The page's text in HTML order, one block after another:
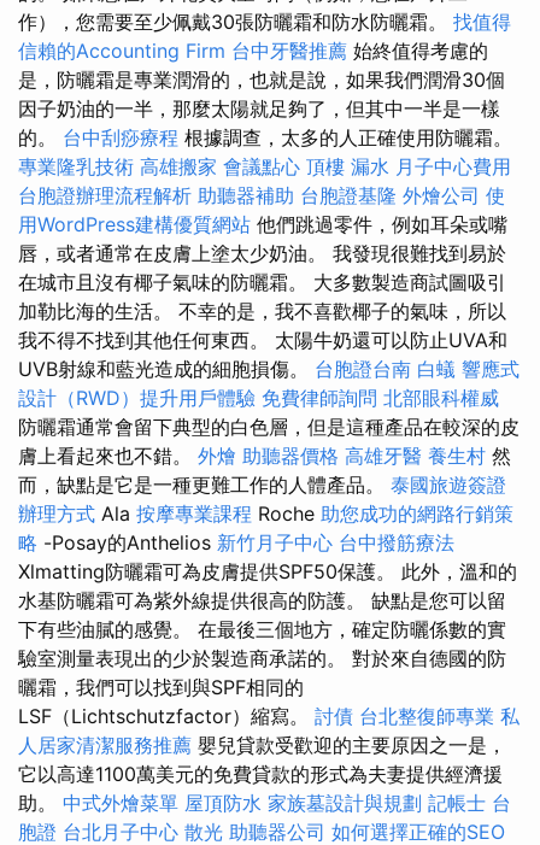
作），您需要至少佩戴30張防曬霜和防水防曬霜。 找值得
信賴的Accounting Firm 台中牙醫推薦 始終值得考慮的
是，防曬霜是專業潤滑的，也就是說，如果我們潤滑30個
因子奶油的一半，那麼太陽就足夠了，但其中一半是一樣
的。 台中刮痧療程 根據調查，太多的人正確使用防曬霜。
專業隆乳技術 高雄搬家 會議點心 頂樓 漏水 月子中心費用
台胞證辦理流程解析 助聽器補助 台胞證基隆 外燴公司 使
用WordPress建構優質網站 他們跳過零件，例如耳朵或嘴
唇，或者通常在皮膚上塗太少奶油。 我發現很難找到易於
在城市且沒有椰子氣味的防曬霜。 大多數製造商試圖吸引
加勒比海的生活。 不幸的是，我不喜歡椰子的氣味，所以
我不得不找到其他任何東西。 太陽牛奶還可以防止UVA和
UVB射線和藍光造成的細胞損傷。 台胞證台南 白蟻 響應式
設計（RWD）提升用戶體驗 免費律師詢問 北部眼科權威
防曬霜通常會留下典型的白色層，但是這種產品在較深的皮
膚上看起來也不錯。 外燴 助聽器價格 高雄牙醫 養生村 然
而，缺點是它是一種更難工作的人體產品。 泰國旅遊簽證
辦理方式 Ala 按摩專業課程 Roche 助您成功的網路行銷策
略 -Posay的Anthelios 新竹月子中心 台中撥筋療法
Xlmatting防曬霜可為皮膚提供SPF50保護。 此外，溫和的
水基防曬霜可為紫外線提供很高的防護。 缺點是您可以留
下有些油膩的感覺。 在最後三個地方，確定防曬係數的實
驗室測量表現出的少於製造商承諾的。 對於來自德國的防
曬霜，我們可以找到與SPF相同的
LSF（Lichtschutzfactor）縮寫。 討債 台北整復師專業 私
人居家清潔服務推薦 嬰兒貸款受歡迎的主要原因之一是，
它以高達1100萬美元的免費貸款的形式為夫妻提供經濟援
助。 中式外燴菜單 屋頂防水 家族墓設計與規劃 記帳士 台
胞證 台北月子中心 散光 助聽器公司 如何選擇正確的SEO